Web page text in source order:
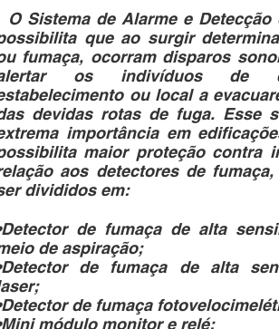
O Sistema de Alarme e Detecção
que ao surgir
fumaça, ocorram disparos
os indivíduos de
ou local a
devidas rotas de fuga. Esse
importância em
maior proteção contra
aos detectores de
divididos em:
de fumaça de alta
de aspiração;
de fumaça de alta
de fumaça
módulo monitor e relé;